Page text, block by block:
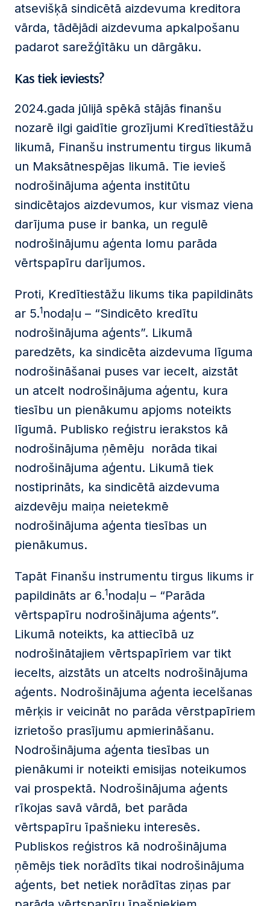
atsevišķā sindicētā aizdevuma kreditora
vārda, tādējādi aizdevuma apkalpošanu
padarot sarežģītāku un dārgāku.
Kas tiek ieviests?
2024.gada jūlijā spēkā stājās finanšu
nozarē ilgi gaidītie grozījumi Kredītiestāžu
likumā, Finanšu instrumentu tirgus likumā
un Maksātnespējas likumā. Tie ievieš
nodrošinājuma aģenta institūtu
sindicētajos aizdevumos, kur vismaz viena
darījuma puse ir banka, un regulē
nodrošinājumu aģenta lomu parāda
vērtspapīru darījumos.
Proti, Kredītiestāžu likums tika papildināts
ar 5.1nodaļu – “Sindicēto kredītu
nodrošinājuma aģents”. Likumā
paredzēts, ka sindicēta aizdevuma līguma
nodrošināšanai puses var iecelt, aizstāt
un atcelt nodrošinājuma aģentu, kura
tiesību un pienākumu apjoms noteikts
līgumā. Publisko reģistru ierakstos kā
nodrošinājuma ņēmēju norāda tikai
nodrošinājuma aģentu. Likumā tiek
nostiprināts, ka sindicētā aizdevuma
aizdevēju maiņa neietekmē
nodrošinājuma aģenta tiesības un
pienākumus.
Tapāt Finanšu instrumentu tirgus likums ir
papildināts ar 6.1nodaļu – “Parāda
vērtspapīru nodrošinājuma aģents”.
Likumā noteikts, ka attiecībā uz
nodrošinātajiem vērtspapīriem var tikt
iecelts, aizstāts un atcelts nodrošinājuma
aģents. Nodrošinājuma aģenta iecelšanas
mērķis ir veicināt no parāda vērstpapīriem
izrietošo prasījumu apmierināšanu.
Nodrošinājuma aģenta tiesības un
pienākumi ir noteikti emisijas noteikumos
vai prospektā. Nodrošinājuma aģents
rīkojas savā vārdā, bet parāda
vērtspapīru īpašnieku interesēs.
Publiskos reģistros kā nodrošinājuma
ņēmējs tiek norādīts tikai nodrošinājuma
aģents, bet netiek norādītas ziņas par